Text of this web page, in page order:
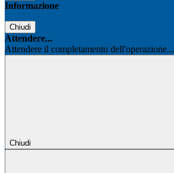
Informazione
Chiudi
Attendere...
Attendere il completamento dell'operazione...
Chiudi